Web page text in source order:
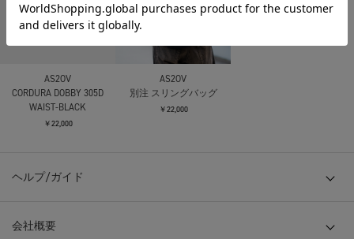
AS2OV
CORDURA DOBBY 305D
WAIST-BLACK
￥22,000
AS2OV
別注 スリングバッグ
￥22,000
ヘルプ/ガイド
会社概要